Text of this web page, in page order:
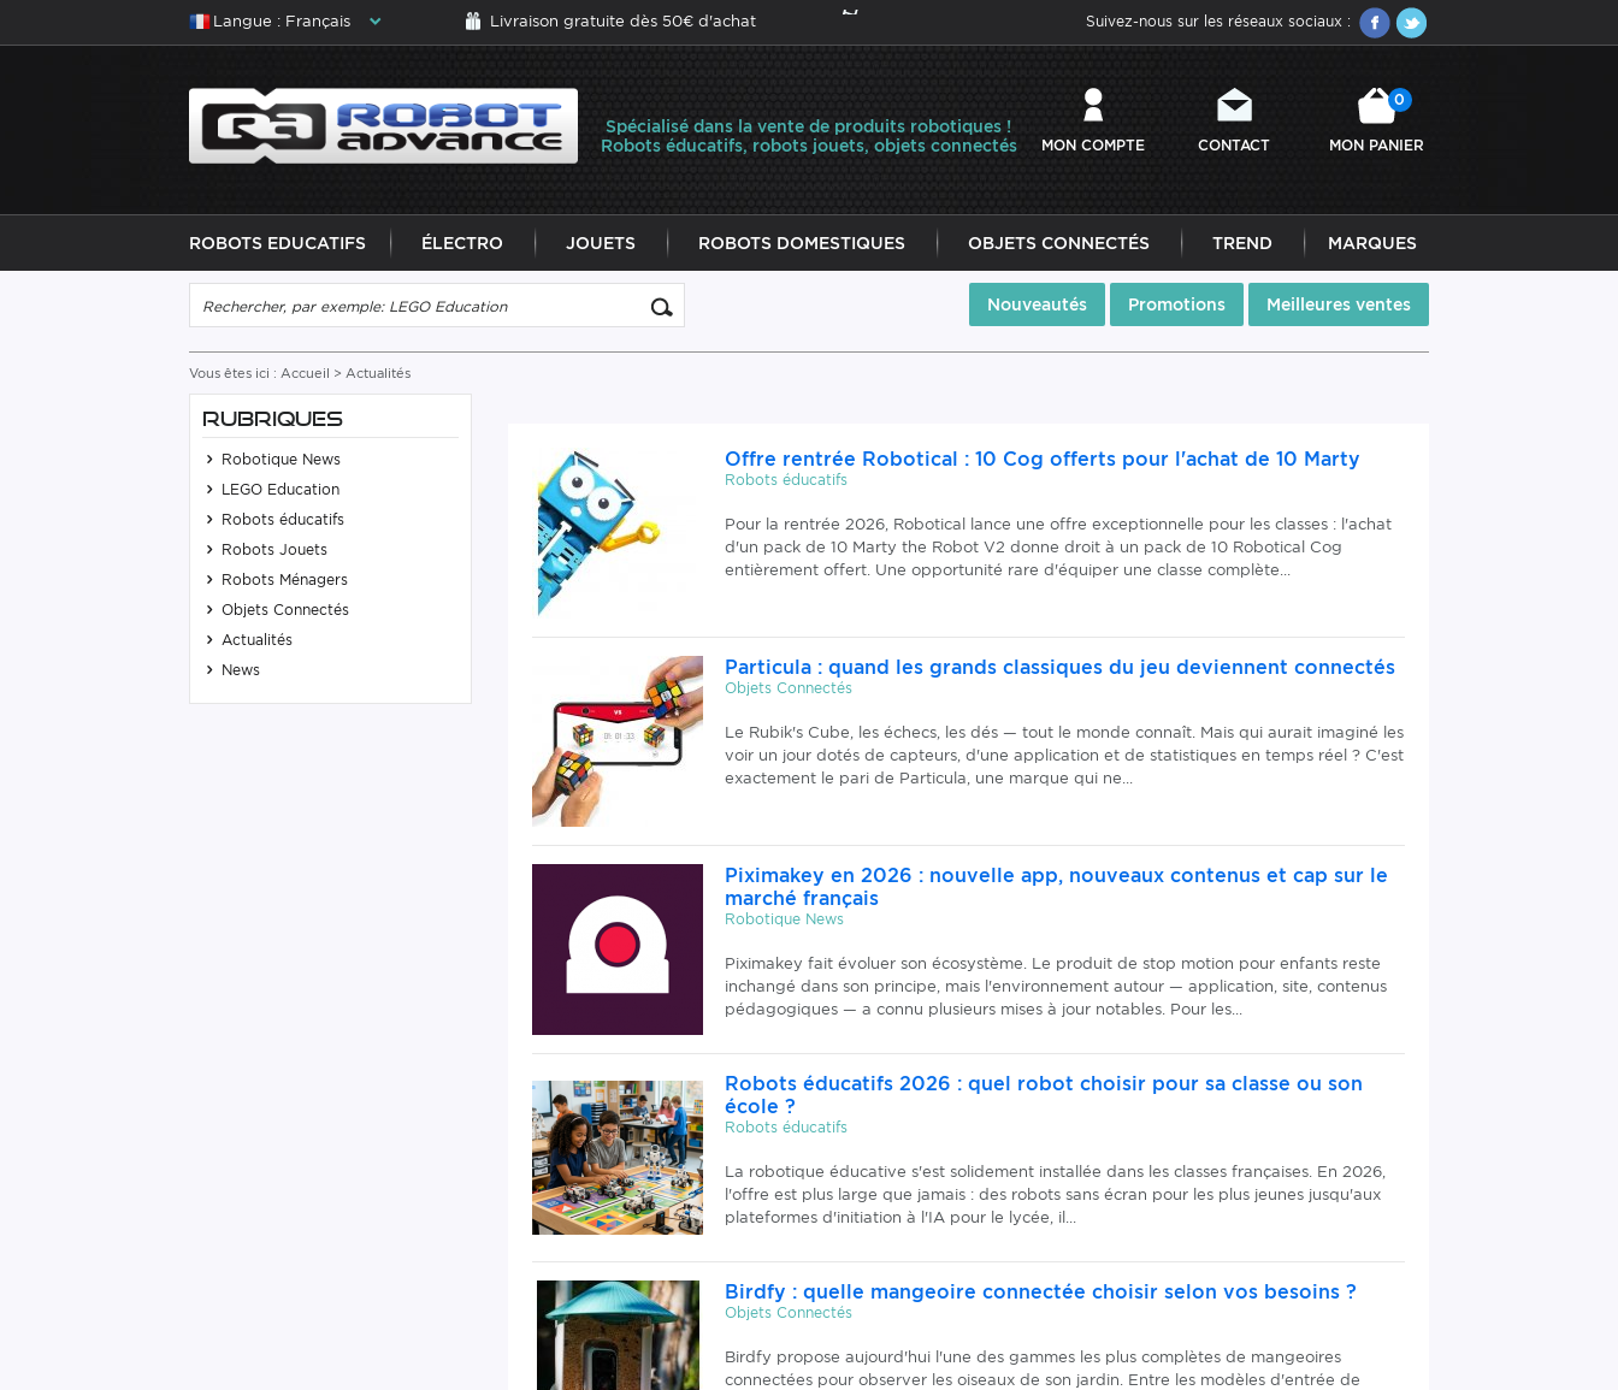
Langue : Français Livraison gratuite dès 50€ d'achat Suivez-nous sur les réseaux sociaux :
Spécialisé dans la vente de produits robotiques !
Robots éducatifs, robots jouets, objets connectés
MON COMPTE CONTACT MON PANIER
0
ROBOTS EDUCATIFS ÉLECTRO JOUETS ROBOTS DOMESTIQUES OBJETS CONNECTÉS TREND MARQUES
Nouveautés Promotions Meilleures ventes
Vous êtes ici : Accueil > Actualités
RUBRIQUES
Robotique News
LEGO Education
Robots éducatifs
Robots Jouets
Robots Ménagers
Objets Connectés
Actualités
News
Offre rentrée Robotical : 10 Cog offerts pour l'achat de 10 Marty
Robots éducatifs
Pour la rentrée 2026, Robotical lance une offre exceptionnelle pour les classes : l'achat
d'un pack de 10 Marty the Robot V2 donne droit à un pack de 10 Robotical Cog
entièrement offert. Une opportunité rare d'équiper une classe complète...
Particula : quand les grands classiques du jeu deviennent connectés
Objets Connectés
Le Rubik's Cube, les échecs, les dés — tout le monde connaît. Mais qui aurait imaginé les
voir un jour dotés de capteurs, d'une application et de statistiques en temps réel ? C'est
exactement le pari de Particula, une marque qui ne...
Piximakey en 2026 : nouvelle app, nouveaux contenus et cap sur le
marché français
Robotique News
Piximakey fait évoluer son écosystème. Le produit de stop motion pour enfants reste
inchangé dans son principe, mais l'environnement autour — application, site, contenus
pédagogiques — a connu plusieurs mises à jour notables. Pour les...
Robots éducatifs 2026 : quel robot choisir pour sa classe ou son
école ?
Robots éducatifs
La robotique éducative s'est solidement installée dans les classes françaises. En 2026,
l'offre est plus large que jamais : des robots sans écran pour les plus jeunes jusqu'aux
plateformes d'initiation à l'IA pour le lycée, il...
Birdfy : quelle mangeoire connectée choisir selon vos besoins ?
Objets Connectés
Birdfy propose aujourd'hui l'une des gammes les plus complètes de mangeoires
connectées pour observer les oiseaux de son jardin. Entre les modèles d'entrée de